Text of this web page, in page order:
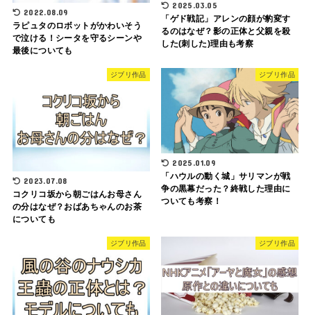
2022.08.09
ラピュタのロボットがかわいそう
で泣ける！シータを守るシーンや
最後についても
2025.03.05
「ゲド戦記」アレンの顔が豹変す
るのはなぜ？影の正体と父親を殺
した(刺した)理由も考察
ジブリ作品
2023.07.08
コクリコ坂から朝ごはんお母さん
の分はなぜ？おばあちゃんのお茶
についても
ジブリ作品
2025.01.09
「ハウルの動く城」サリマンが戦
争の黒幕だった？終戦した理由に
ついても考察！
ジブリ作品 ジブリ作品